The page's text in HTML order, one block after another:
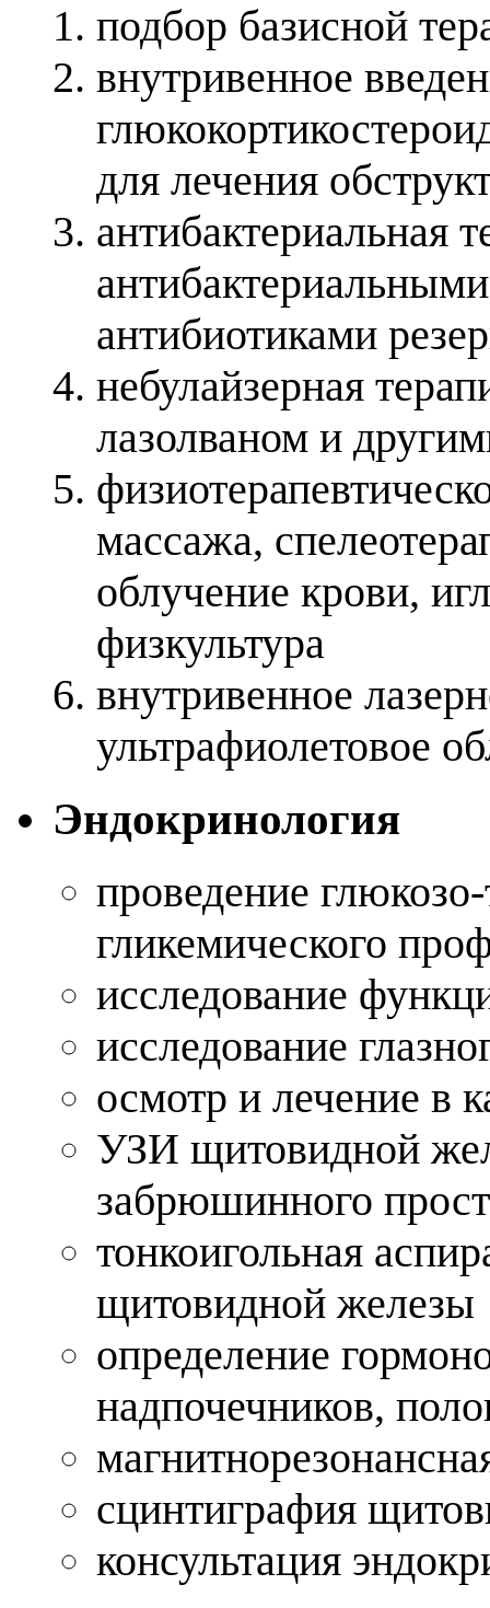
подбор базисной
внутривенное
для лечения
антибактериальная
антибиотиками
небулайзерная
лазолваном и
массажа,
облучение крови,
физкультура
внутривенное
ультрафиолетовое
Эндокринология
проведение
гликемического
исследование
исследование
осмотр и лечение в
УЗИ щитовидной
забрюшинного
тонкоигольная
щитовидной железы
определение
надпочечников,
сцинтиграфия
консультация